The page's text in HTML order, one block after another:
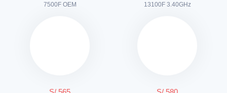
7500F OEM
13100F 3.40GHz